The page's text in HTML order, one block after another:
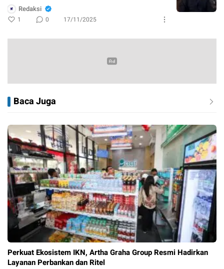
Redaksi
1 0 17/11/2025
Baca Juga
Perkuat Ekosistem IKN, Artha Graha Group Resmi Hadirkan
Layanan Perbankan dan Ritel